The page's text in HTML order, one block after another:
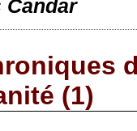
(1)